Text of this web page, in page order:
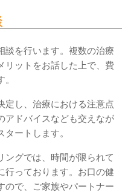
談を行います。複数の治療
リットをお話した上で、費
定し、治療における注意点
アドバイスなども交えなが
ートします。
ングでは、時間が限られて
行っております。お口の健
ので、ご家族やパートナー